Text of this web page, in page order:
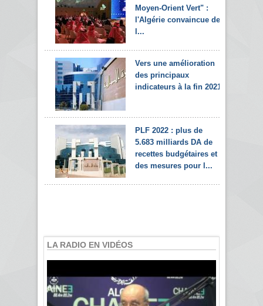
Moyen-Orient Vert" :
l'Algérie convaincue de
l...
Vers une amélioration
des principaux
indicateurs à la fin 2021
PLF 2022 : plus de
5.683 milliards DA de
recettes budgétaires et
des mesures pour l...
LA RADIO EN VIDÉOS